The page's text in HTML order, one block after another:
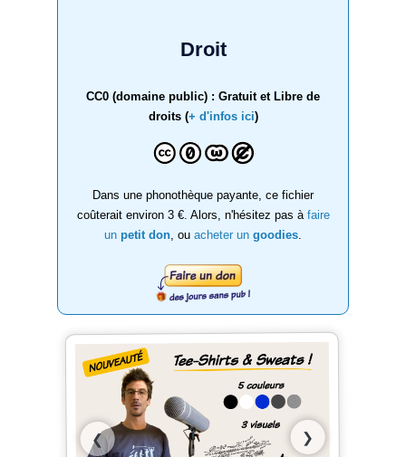
Droit
CC0 (domaine public) : Gratuit et Libre de
droits (+ d'infos ici)
Dans une phonothèque payante, ce fichier
coûterait environ 3 €. Alors, n'hésitez pas à faire
un petit don , ou acheter un goodies
❮ ❯